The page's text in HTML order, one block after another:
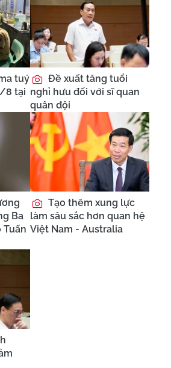
tuý
8 tại
Đề xuất tăng tuổi
nghỉ hưu đối với sĩ quan
quân đội
Ba
Tuấn
Tạo thêm xung lực
làm sâu sắc hơn quan hệ
Việt Nam - Australia